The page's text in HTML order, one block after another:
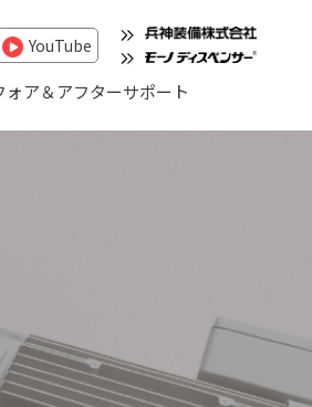
YouTube
ォア＆アフターサポート